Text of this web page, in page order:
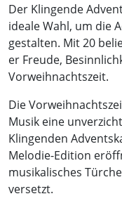
Der Klingende
ideale Wahl, um die
gestalten. Mit 20
er Freude,
Vorweihnachtszeit.
Die
Musik eine
Klingenden
Melodie-Edition
musikalisches
versetzt.